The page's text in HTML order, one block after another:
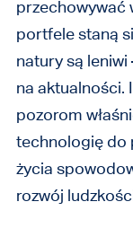
przechowywać
portfele staną
natury są
na aktualności.
pozorom
technologię do
życia
rozwój